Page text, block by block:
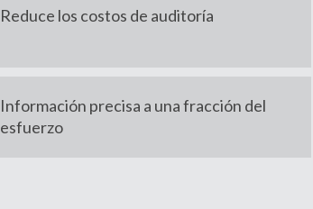
Reduce los costos de auditoría
Información precisa a una fracción del
esfuerzo